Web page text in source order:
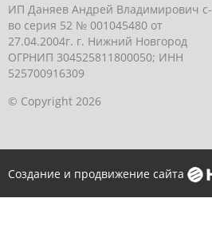
ИП Даняев Андрей Владимирович с-
во серия 52 № 001045480 от
27.04.2004г. г. Нижний Новгород
ОГРНИП 304525811800050; ИНН
525700916309
© Copyright 2026
Создание и продвижение сайта